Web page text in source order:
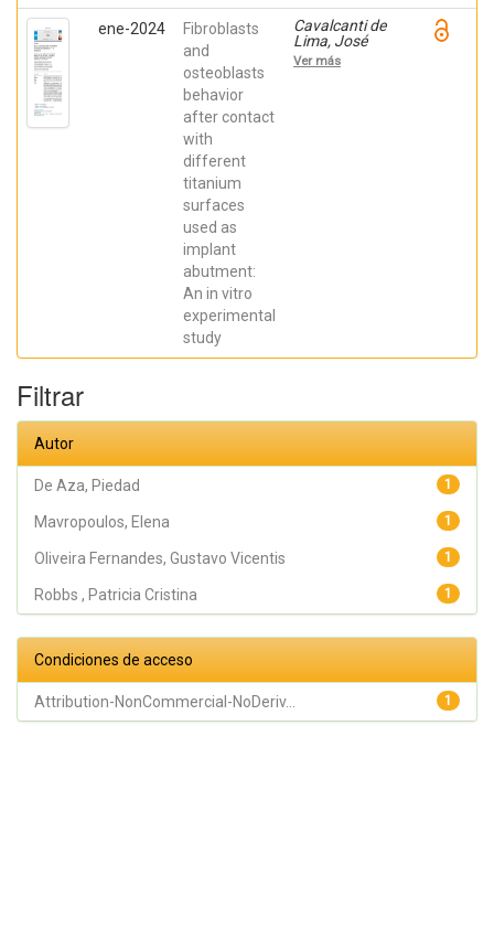
ene-2024
Fibroblasts
and
osteoblasts
behavior
after contact
with
different
titanium
surfaces
used as
implant
abutment:
An in vitro
experimental
study
Cavalcanti de
Lima, José
Henrique;
Robbs ,
Ver más
Filtrar
Autor
1
De Aza, Piedad
1
Mavropoulos, Elena
1
Oliveira Fernandes, Gustavo Vicentis
1
Robbs , Patricia Cristina
Condiciones de acceso
1
Attribution-NonCommercial-NoDeriv...